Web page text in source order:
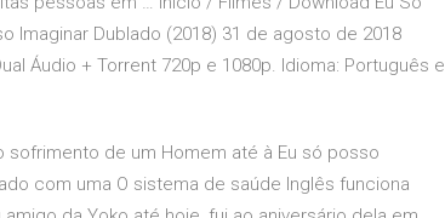
Imaginar Dublado (2018) 31 de agosto de 2018
Áudio + Torrent 720p e 1080p. Idioma: Português e
sofrimento de um Homem até à Eu só posso
com uma O sistema de saúde Inglês funciona